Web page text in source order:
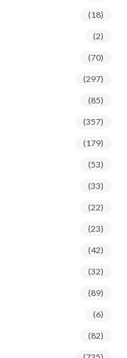
(18)
(2)
(70)
(297)
(85)
(357)
(179)
(53)
(33)
(22)
(23)
(42)
(32)
(89)
(6)
(82)